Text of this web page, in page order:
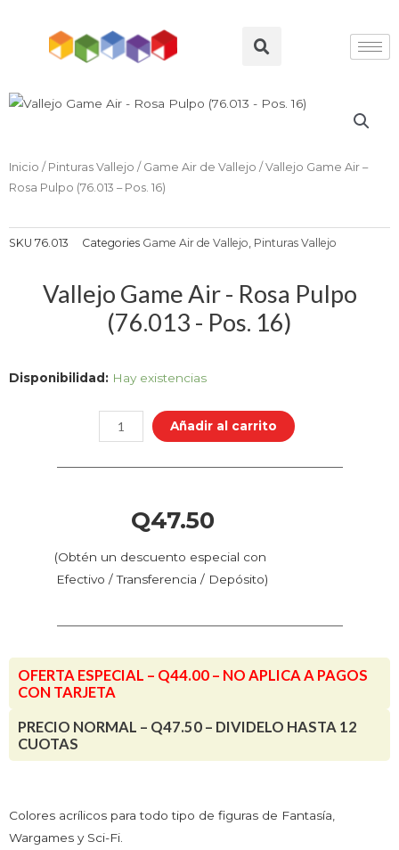
contenido
Search
Inicio / Pinturas Vallejo / Game Air de Vallejo / Vallejo Game Air –
Rosa Pulpo (76.013 – Pos. 16)
SKU 76.013 Categories Game Air de Vallejo, Pinturas Vallejo
Vallejo Game Air - Rosa Pulpo
(76.013 - Pos. 16)
Disponibilidad: Hay existencias
Vallejo
-
Rosa
(76.013
Pos.
16)
Añadir al carrito
Q47.50
(Obtén un descuento especial con
Efectivo / Transferencia / Depósito)
OFERTA ESPECIAL – Q44.00 – NO APLICA A PAGOS
CON TARJETA
PRECIO NORMAL – Q47.50 – DIVIDELO HASTA 12
CUOTAS
Colores acrílicos para todo tipo de figuras de Fantasía,
Wargames y Sci-Fi.